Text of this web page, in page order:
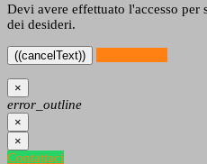
Devi avere effettuato l'accesso
dei desideri.
((cancelText))
×
error_outline
×
×
Contattaci